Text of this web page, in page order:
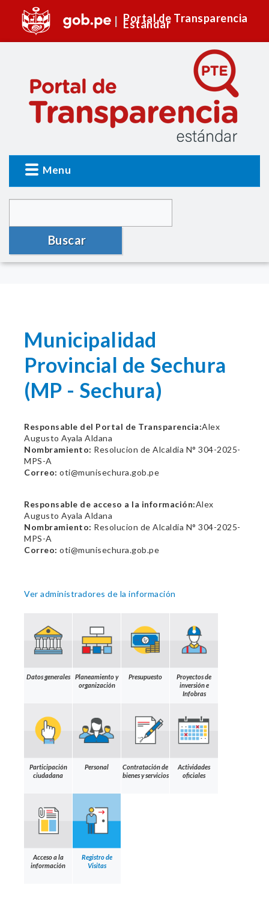
Portal de Transparencia
Estándar
Menu
Buscar
Municipalidad
Provincial de Sechura
(MP - Sechura)
Responsable del Portal de Transparencia:Alex
Augusto Ayala Aldana
Nombramiento: Resolucion de Alcaldia N° 304-2025-
MPS-A
Correo: oti@munisechura.gob.pe
Responsable de acceso a la información:Alex
Augusto Ayala Aldana
Nombramiento: Resolucion de Alcaldia N° 304-2025-
MPS-A
Correo: oti@munisechura.gob.pe
Ver administradores de la información
Datos generales
Planeamiento y
organización
Presupuesto
Proyectos de
inversión e
Infobras
Participación
ciudadana
Personal
Contratación de
bienes y servicios
Actividades
oficiales
Acceso a la
información
Registro de
Visitas